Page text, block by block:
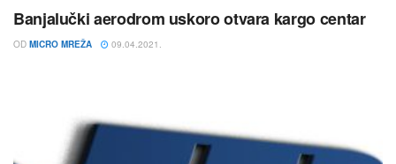
Banjalučki aerodrom uskoro otvara kargo centar
OD MICRO MREŽA 09.04.2021.